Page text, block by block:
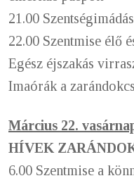
21.00 Szentségimádás
22.00 Szentmise élő
Egész éjszakás
Imaórák a
Március 22.
HÍVEK
6.00 Szentmise a